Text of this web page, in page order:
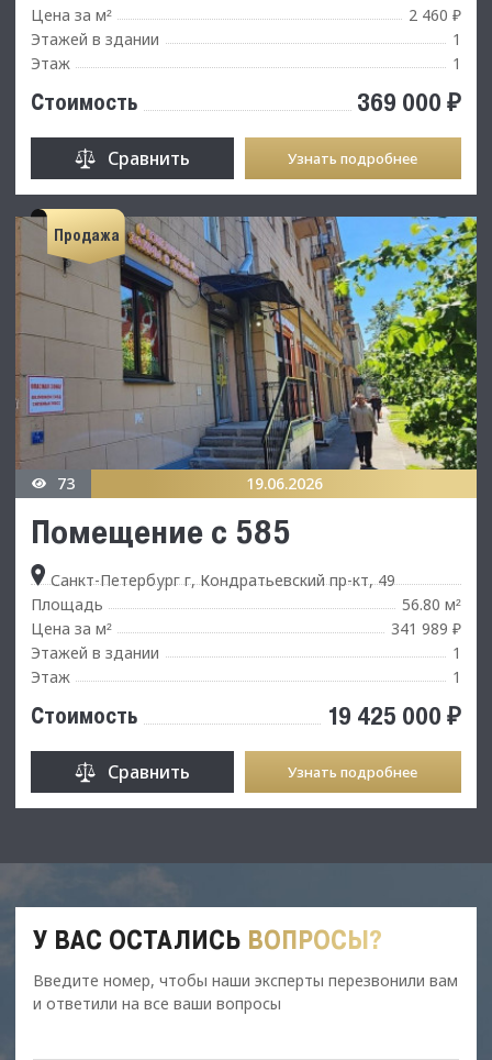
Цена за м²
2 460 ₽
Этажей в здании
1
Этаж
1
Стоимость 369 000 ₽
Сравнить Узнать подробнее
Продажа
73 19.06.2026
Помещение с 585
Санкт-Петербург г, Кондратьевский пр-кт, 49
Площадь
56.80 м²
Цена за м²
341 989 ₽
Этажей в здании
1
Этаж
1
Стоимость 19 425 000 ₽
Сравнить Узнать подробнее
У ВАС ОСТАЛИСЬ ВОПРОСЫ?
Введите номер, чтобы наши эксперты перезвонили вам
и ответили на все ваши вопросы